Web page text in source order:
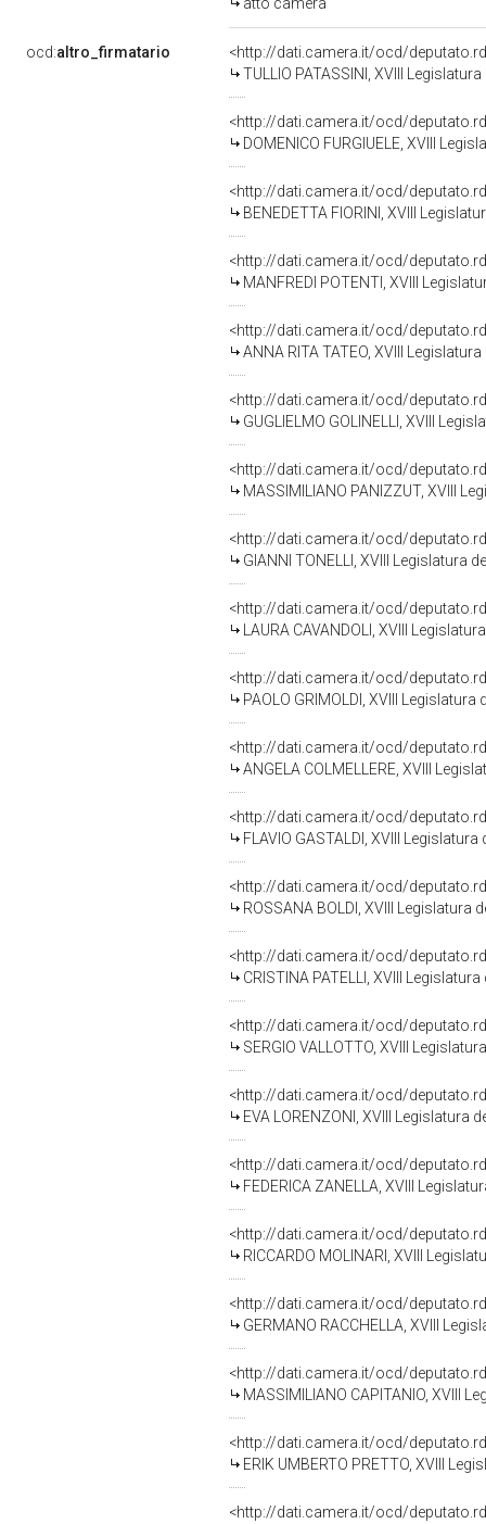
ocd:altro_firmatario
<http://dati.camera.it/ocd/
TULLIO PATASSINI, XVIII
<http://dati.camera.it/ocd/
DOMENICO FURGIUELE, XVIII
<http://dati.camera.it/ocd/
BENEDETTA FIORINI, XVIII
<http://dati.camera.it/ocd/
MANFREDI POTENTI, XVIII
<http://dati.camera.it/ocd/
ANNA RITA TATEO, XVIII
<http://dati.camera.it/ocd/
GUGLIELMO GOLINELLI, XVIII
<http://dati.camera.it/ocd/
MASSIMILIANO PANIZZUT, XVIII
<http://dati.camera.it/ocd/
GIANNI TONELLI, XVIII Legislatura
<http://dati.camera.it/ocd/
LAURA CAVANDOLI, XVIII
<http://dati.camera.it/ocd/
PAOLO GRIMOLDI, XVIII Legislatura
<http://dati.camera.it/ocd/
ANGELA COLMELLERE, XVIII
<http://dati.camera.it/ocd/
FLAVIO GASTALDI, XVIII
<http://dati.camera.it/ocd/
ROSSANA BOLDI, XVIII Legislatura
<http://dati.camera.it/ocd/
CRISTINA PATELLI, XVIII
<http://dati.camera.it/ocd/
SERGIO VALLOTTO, XVIII
<http://dati.camera.it/ocd/
EVA LORENZONI, XVIII Legislatura
<http://dati.camera.it/ocd/
FEDERICA ZANELLA, XVIII
<http://dati.camera.it/ocd/
RICCARDO MOLINARI, XVIII
<http://dati.camera.it/ocd/
GERMANO RACCHELLA, XVIII
<http://dati.camera.it/ocd/
MASSIMILIANO CAPITANIO, XVIII
<http://dati.camera.it/ocd/
ERIK UMBERTO PRETTO, XVIII
<http://dati.camera.it/ocd/